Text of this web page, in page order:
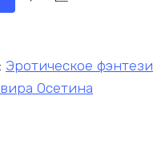
Эротическое фэнтези
Осетина